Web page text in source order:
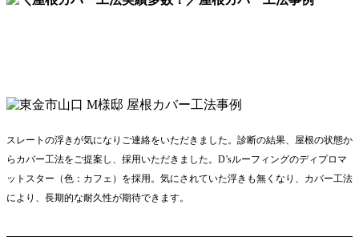
スレートの浮きが気になりご連絡をいただきました。診断の結果、屋根の状態か
らカバー工法をご提案し、採用いただきました。D’sルーフィングのディプロマ
ットスター（色：カフェ）を採用。気にされていた浮きも無くなり、カバー工法
により、長期的な耐久性が期待できます。